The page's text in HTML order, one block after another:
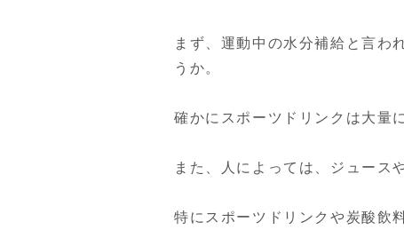
まず、運動中の水分補給と言わ
うか。
確かにスポーツドリンクは大量
また、人によっては、ジュース
特にスポーツドリンクや炭酸飲